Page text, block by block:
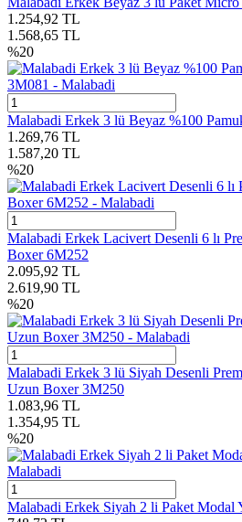
1.254,92 TL
1.568,65 TL
%20
Malabadi Erkek 3 lü Beyaz %100
1.269,76 TL
1.587,20 TL
%20
Malabadi Erkek Lacivert Desenli 6 lı
Boxer 6M252
2.095,92 TL
2.619,90 TL
%20
Malabadi Erkek 3 lü Siyah Desenli
Uzun Boxer 3M250
1.083,96 TL
1.354,95 TL
%20
Malabadi Erkek Siyah 2 li Paket Modal